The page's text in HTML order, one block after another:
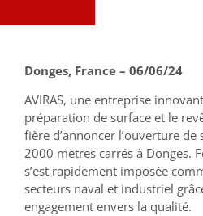
Donges, France – 06/06/24
AVIRAS, une entreprise
préparation de surface et le
fière d’annoncer l’ouverture
2000 mètres carrés à Donges.
s’est rapidement imposée
secteurs naval et industriel
engagement envers la qualité.